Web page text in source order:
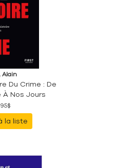
Alain
Du Crime : De
À Nos Jours
la liste